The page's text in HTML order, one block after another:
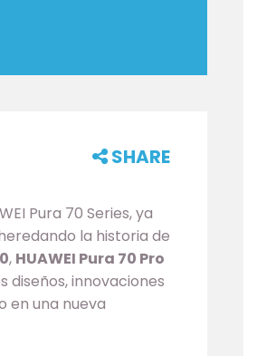
SHARE
Pura 70 Series, ya
la historia de
, HUAWEI Pura 70 Pro
diseños, innovaciones
en una nueva